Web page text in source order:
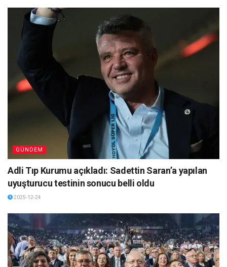
GÜNDEM
Adli Tıp Kurumu açıkladı: Sadettin Saran’a yapılan
uyuşturucu testinin sonucu belli oldu
2025-12-24